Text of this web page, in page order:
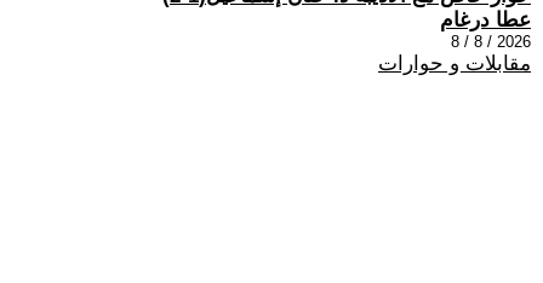
عطا درغام
2026 / 8 / 8
مقابلات و حوارات